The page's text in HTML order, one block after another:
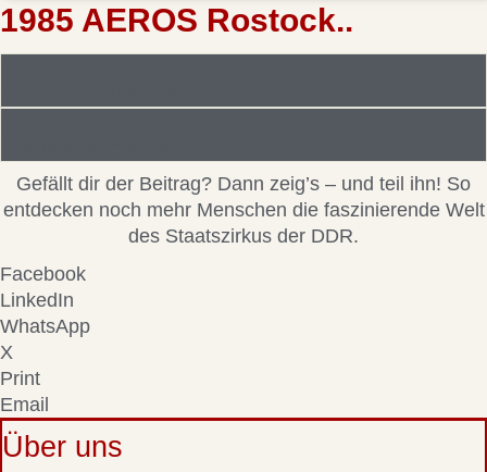
1985 AEROS Rostock..
Gefällt dir der Beitrag? Dann zeig’s – und teil ihn! So
entdecken noch mehr Menschen die faszinierende Welt
des Staatszirkus der DDR.
Facebook
LinkedIn
WhatsApp
X
Print
Email
Über uns